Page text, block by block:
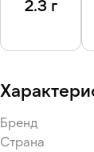
2.3 г
Бренд
Страна